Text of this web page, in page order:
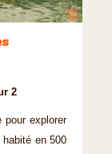
©
2
pour explorer
en 500